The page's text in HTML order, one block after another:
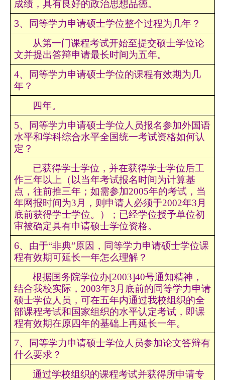
成绩，具有良好的政治思想品德。
3、
同等学力申请硕士学位整个过程为几年？
从第一门课程考试开始至提交硕士学位论
文并提出答辩申请最长时间为五年。
4、
同等学力申请硕士学位的课程有效期为几
年？
四年。
5、
同等学力申请硕士学位人员报名参加外国语
水平和学科综合水平全国统一考试资格如何认
定？
已获得学士学位，并在获得学士学位后工
作三年以上（以当年考试报名时间为计算基
点，往前推三年；如需参加2005年的考试，当
年网报时间为3月，则申请人必须于2002年3月
底前获得学士学位。）；已经学位授予单位初
审被确定具有申请硕士学位资格。
6、 由于“非典”原因，同等学力申请硕士学位课
程有效期可延长一年怎么理解？
根据国务院学位办[2003]40号通知精神，
结合我校实际，2003年3月底前的同等学力申请
硕士学位人员，可在五年内通过我校组织的全
部课程考试和国家组织的水平认定考试，即课
程有效期在原四年的基础上再延长一年。
7、
同等学力申请硕士学位人员参加论文答辩有
什么要求？
通过学校组织的课程考试并获得所申请专